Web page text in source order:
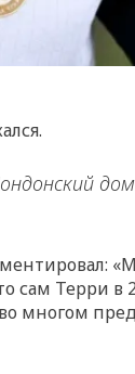
сам Терри
многом